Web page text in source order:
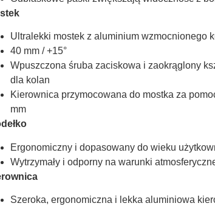
Ultralekki mostek z aluminium wzmocnionego
40 mm / +15°
Wpuszczona śruba zaciskowa i zaokrąglony
dla kolan
Kierownica przymocowana do mostka za
mm
Ergonomiczny i dopasowany do wieku
Wytrzymały i odporny na warunki
Szeroka, ergonomiczna i lekka aluminiowa